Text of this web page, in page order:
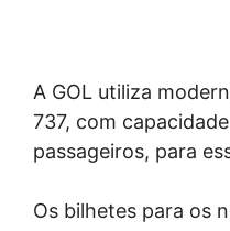
A GOL utiliza
737, com
passageiros, para
Os bilhetes para os